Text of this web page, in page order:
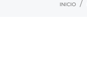
INICIO